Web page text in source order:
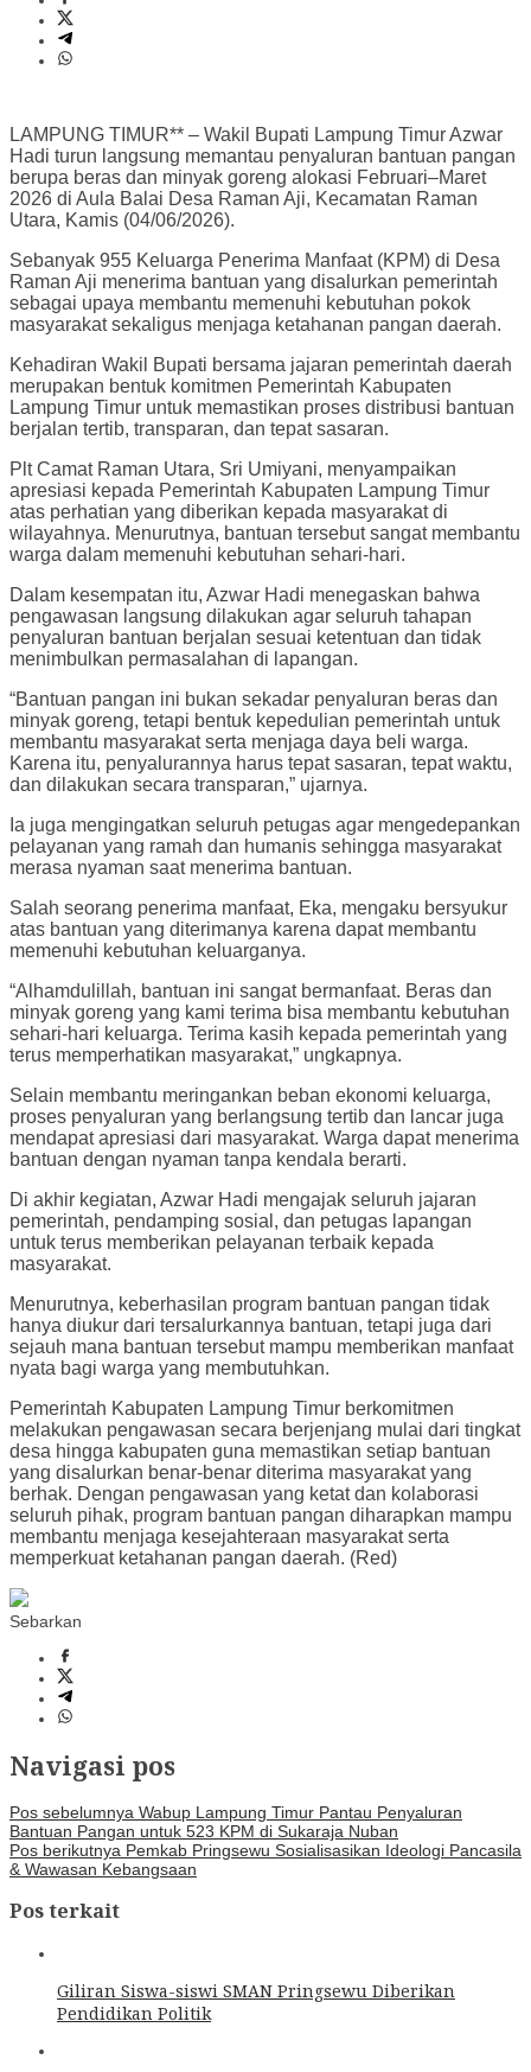
LAMPUNG TIMUR** – Wakil Bupati Lampung Timur Azwar
Hadi turun langsung memantau penyaluran bantuan pangan
berupa beras dan minyak goreng alokasi Februari–Maret
2026 di Aula Balai Desa Raman Aji, Kecamatan Raman
Utara, Kamis (04/06/2026).
Sebanyak 955 Keluarga Penerima Manfaat (KPM) di Desa
Raman Aji menerima bantuan yang disalurkan pemerintah
sebagai upaya membantu memenuhi kebutuhan pokok
masyarakat sekaligus menjaga ketahanan pangan daerah.
Kehadiran Wakil Bupati bersama jajaran pemerintah daerah
merupakan bentuk komitmen Pemerintah Kabupaten
Lampung Timur untuk memastikan proses distribusi bantuan
berjalan tertib, transparan, dan tepat sasaran.
Plt Camat Raman Utara, Sri Umiyani, menyampaikan
apresiasi kepada Pemerintah Kabupaten Lampung Timur
atas perhatian yang diberikan kepada masyarakat di
wilayahnya. Menurutnya, bantuan tersebut sangat membantu
warga dalam memenuhi kebutuhan sehari-hari.
Dalam kesempatan itu, Azwar Hadi menegaskan bahwa
pengawasan langsung dilakukan agar seluruh tahapan
penyaluran bantuan berjalan sesuai ketentuan dan tidak
menimbulkan permasalahan di lapangan.
“Bantuan pangan ini bukan sekadar penyaluran beras dan
minyak goreng, tetapi bentuk kepedulian pemerintah untuk
membantu masyarakat serta menjaga daya beli warga.
Karena itu, penyalurannya harus tepat sasaran, tepat waktu,
dan dilakukan secara transparan,” ujarnya.
Ia juga mengingatkan seluruh petugas agar mengedepankan
pelayanan yang ramah dan humanis sehingga masyarakat
merasa nyaman saat menerima bantuan.
Salah seorang penerima manfaat, Eka, mengaku bersyukur
atas bantuan yang diterimanya karena dapat membantu
memenuhi kebutuhan keluarganya.
“Alhamdulillah, bantuan ini sangat bermanfaat. Beras dan
minyak goreng yang kami terima bisa membantu kebutuhan
sehari-hari keluarga. Terima kasih kepada pemerintah yang
terus memperhatikan masyarakat,” ungkapnya.
Selain membantu meringankan beban ekonomi keluarga,
proses penyaluran yang berlangsung tertib dan lancar juga
mendapat apresiasi dari masyarakat. Warga dapat menerima
bantuan dengan nyaman tanpa kendala berarti.
Di akhir kegiatan, Azwar Hadi mengajak seluruh jajaran
pemerintah, pendamping sosial, dan petugas lapangan
untuk terus memberikan pelayanan terbaik kepada
masyarakat.
Menurutnya, keberhasilan program bantuan pangan tidak
hanya diukur dari tersalurkannya bantuan, tetapi juga dari
sejauh mana bantuan tersebut mampu memberikan manfaat
nyata bagi warga yang membutuhkan.
Pemerintah Kabupaten Lampung Timur berkomitmen
melakukan pengawasan secara berjenjang mulai dari tingkat
desa hingga kabupaten guna memastikan setiap bantuan
yang disalurkan benar-benar diterima masyarakat yang
berhak. Dengan pengawasan yang ketat dan kolaborasi
seluruh pihak, program bantuan pangan diharapkan mampu
membantu menjaga kesejahteraan masyarakat serta
memperkuat ketahanan pangan daerah. (Red)
Sebarkan
Navigasi pos
Pos sebelumnya Wabup Lampung Timur Pantau Penyaluran
Bantuan Pangan untuk 523 KPM di Sukaraja Nuban
Pos berikutnya Pemkab Pringsewu Sosialisasikan Ideologi Pancasila
& Wawasan Kebangsaan
Pos terkait
Giliran Siswa-siswi SMAN Pringsewu Diberikan
Pendidikan Politik